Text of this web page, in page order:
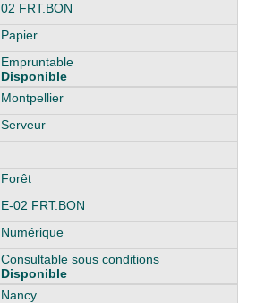
02 FRT.BON
Papier
Empruntable
Disponible
Montpellier
Serveur
Forêt
E-02 FRT.BON
Numérique
Consultable sous conditions
Disponible
Nancy